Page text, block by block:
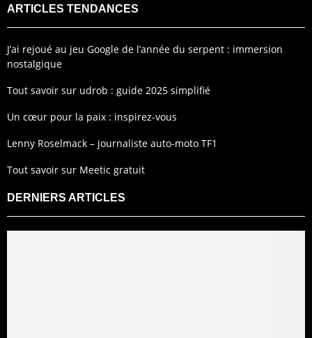
ARTICLES TENDANCES
J’ai rejoué au jeu Google de l’année du serpent : immersion
nostalgique
Tout savoir sur udrob : guide 2025 simplifié
Un cœur pour la paix : inspirez-vous
Lenny Roselmack – journaliste auto-moto TF1
Tout savoir sur Meetic gratuit
DERNIERS ARTICLES